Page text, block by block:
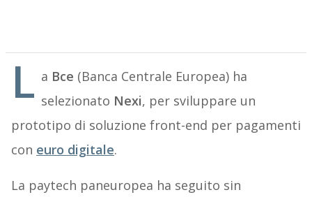
L a Bce (Banca Centrale Europea) ha
selezionato Nexi, per sviluppare un
prototipo di soluzione front-end per pagamenti
con euro digitale.
La paytech paneuropea ha seguito sin